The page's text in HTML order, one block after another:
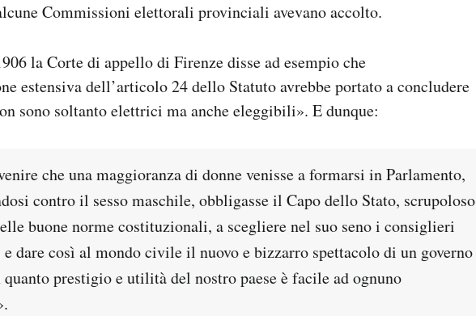
Commissioni elettorali provinciali avevano accolto.
la Corte di appello di Firenze disse ad esempio che
estensiva dell’articolo 24 dello Statuto avrebbe portato a concludere
sono soltanto elettrici ma anche eleggibili». E dunque:
che una maggioranza di donne venisse a formarsi in Parlamento,
contro il sesso maschile, obbligasse il Capo dello Stato, scrupoloso
buone norme costituzionali, a scegliere nel suo seno i consiglieri
dare così al mondo civile il nuovo e bizzarro spettacolo di un governo
prestigio e utilità del nostro paese è facile ad ognuno